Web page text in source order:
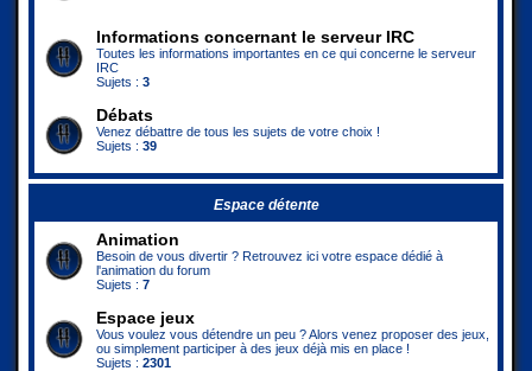
Informations concernant le serveur IRC
Toutes les informations importantes en ce qui concerne le serveur
IRC
Sujets : 3
Débats
Venez débattre de tous les sujets de votre choix !
Sujets : 39
Espace détente
Animation
Besoin de vous divertir ? Retrouvez ici votre espace dédié à
l'animation du forum
Sujets : 7
Espace jeux
Vous voulez vous détendre un peu ? Alors venez proposer des jeux,
ou simplement participer à des jeux déjà mis en place !
Sujets : 2301